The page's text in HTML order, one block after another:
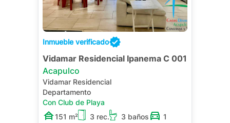
Inmueble verificado
Vidamar Residencial Ipanema C 001
Acapulco
Vidamar Residencial
Departamento
Con Club de Playa
151 m²
3 rec. 3 baños
1